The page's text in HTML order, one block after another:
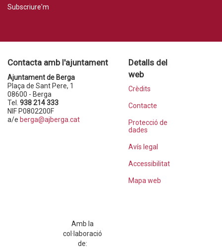
Subscriure'm
Contacta amb l'ajuntament
Ajuntament de Berga
Plaça de Sant Pere, 1
08600 - Berga
Tel. 938 214 333
NIF P0802200F
a/e berga@ajberga.cat
Detalls del
web
Crèdits
Contacte
Protecció de
dades
Avís legal
Accessibilitat
Mapa web
Amb la
col·laboració
de: